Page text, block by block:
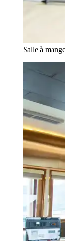
Salle à